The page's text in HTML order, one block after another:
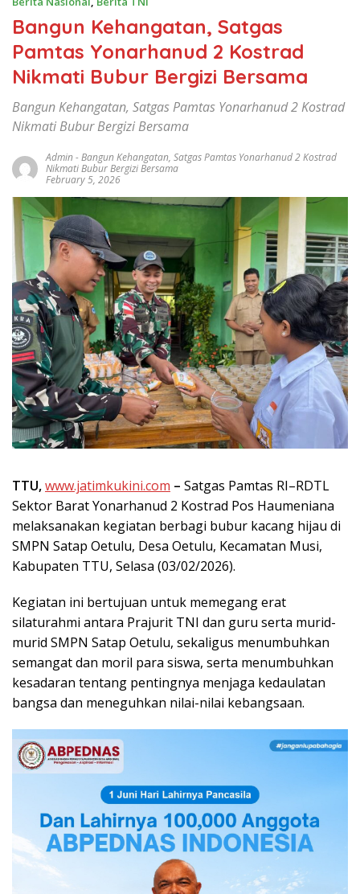
Bangun Kehangatan, Satgas
Pamtas Yonarhanud 2 Kostrad
Nikmati Bubur Bergizi Bersama
Bangun Kehangatan, Satgas Pamtas Yonarhanud 2 Kostrad
Nikmati Bubur Bergizi Bersama
Admin-Bangun Kehangatan, Satgas Pamtas Yonarhanud 2 Kostrad
Nikmati Bubur Bergizi Bersama
February 5, 2026
TTU,www.jatimkukini.com – Satgas Pamtas RI–RDTL
Sektor Barat Yonarhanud 2 Kostrad Pos Haumeniana
melaksanakan kegiatan berbagi bubur kacang hijau di
SMPN Satap Oetulu, Desa Oetulu, Kecamatan Musi,
Kabupaten TTU, Selasa (03/02/2026).
Kegiatan ini bertujuan untuk memegang erat
silaturahmi antara Prajurit TNI dan guru serta murid-
murid SMPN Satap Oetulu, sekaligus menumbuhkan
semangat dan moril para siswa, serta menumbuhkan
kesadaran tentang pentingnya menjaga kedaulatan
bangsa dan meneguhkan nilai-nilai kebangsaan.